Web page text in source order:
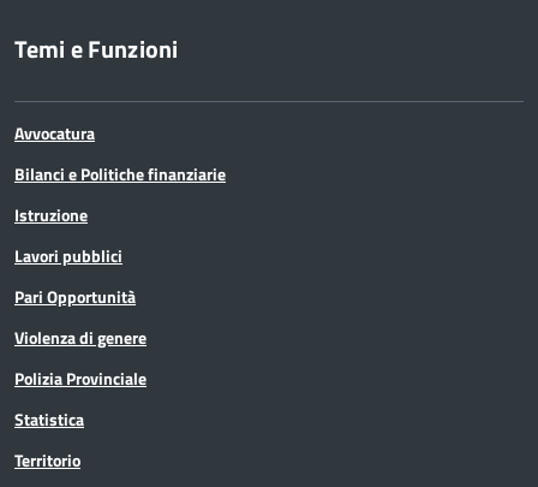
Temi e Funzioni
Avvocatura
Bilanci e Politiche finanziarie
Istruzione
Lavori pubblici
Pari Opportunità
Violenza di genere
Polizia Provinciale
Statistica
Territorio